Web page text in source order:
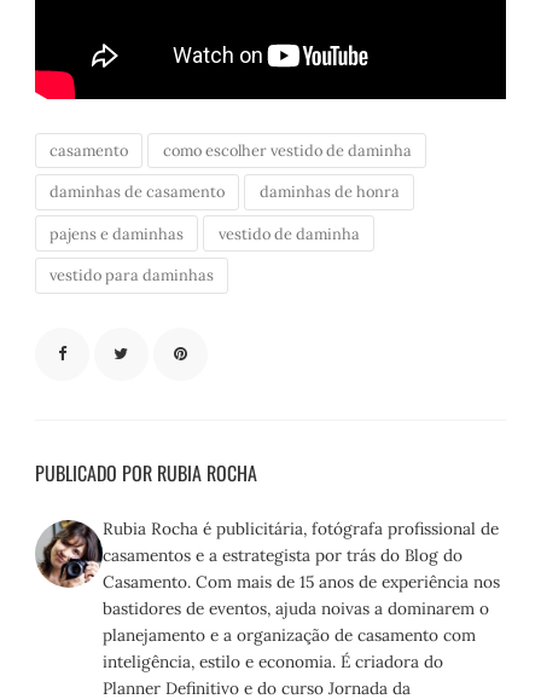
casamento como escolher vestido de daminha
daminhas de casamento daminhas de honra
pajens e daminhas vestido de daminha
vestido para daminhas
PUBLICADO POR RUBIA ROCHA
Rubia Rocha é publicitária, fotógrafa profissional de
casamentos e a estrategista por trás do Blog do
Casamento. Com mais de 15 anos de experiência nos
bastidores de eventos, ajuda noivas a dominarem o
planejamento e a organização de casamento com
inteligência, estilo e economia. É criadora do
Planner Definitivo e do curso Jornada da